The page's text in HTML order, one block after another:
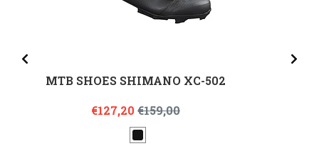
MTB SHOES SHIMANO XC-502
€127,20 €159,00